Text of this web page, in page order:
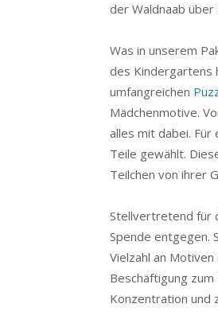
der Waldnaab
Was in unserem
des Kindergartens
umfangreichen
Mädchenmotive.
alles mit dabei.
Teile gewählt.
Teilchen von ihrer
Stellvertretend für
Spende entgegen.
Vielzahl an
Beschäftigung
Konzentration und